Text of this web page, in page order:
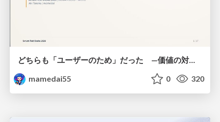
どちらも「ユーザーのため」だった —価値の対立を仮説検証に変えて #Scrumfest Osaka 2026
mamedai55
0 320